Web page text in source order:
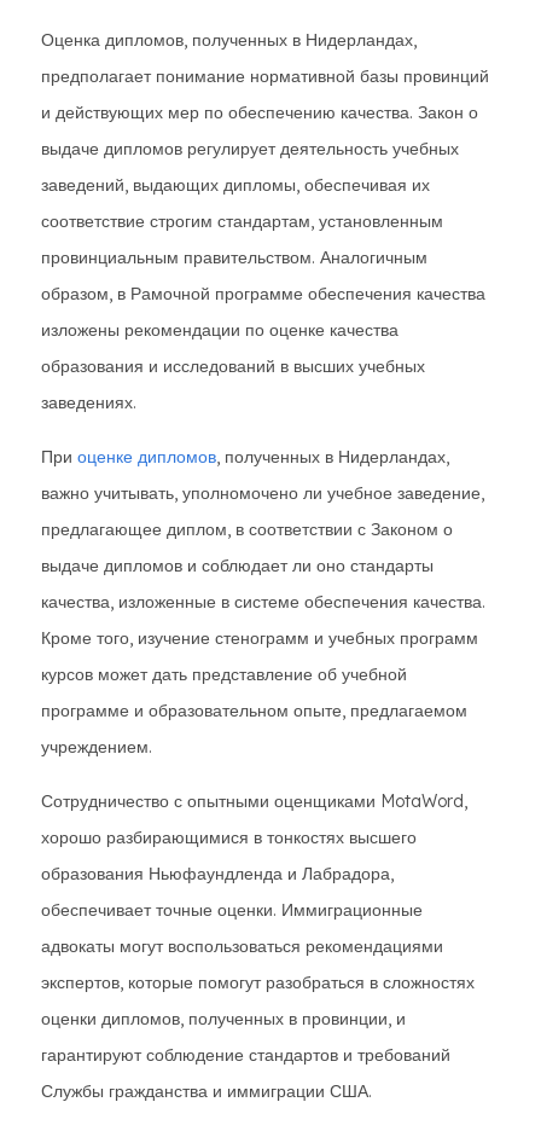
Оценка дипломов, полученных в Нидерландах,
предполагает понимание нормативной базы провинций
и действующих мер по обеспечению качества. Закон о
выдаче дипломов регулирует деятельность учебных
заведений, выдающих дипломы, обеспечивая их
соответствие строгим стандартам, установленным
провинциальным правительством. Аналогичным
образом, в Рамочной программе обеспечения качества
изложены рекомендации по оценке качества
образования и исследований в высших учебных
заведениях.
При оценке дипломов, полученных в Нидерландах,
важно учитывать, уполномочено ли учебное заведение,
предлагающее диплом, в соответствии с Законом о
выдаче дипломов и соблюдает ли оно стандарты
качества, изложенные в системе обеспечения качества.
Кроме того, изучение стенограмм и учебных программ
курсов может дать представление об учебной
программе и образовательном опыте, предлагаемом
учреждением.
Сотрудничество с опытными оценщиками MotaWord,
хорошо разбирающимися в тонкостях высшего
образования Ньюфаундленда и Лабрадора,
обеспечивает точные оценки. Иммиграционные
адвокаты могут воспользоваться рекомендациями
экспертов, которые помогут разобраться в сложностях
оценки дипломов, полученных в провинции, и
гарантируют соблюдение стандартов и требований
Службы гражданства и иммиграции США.